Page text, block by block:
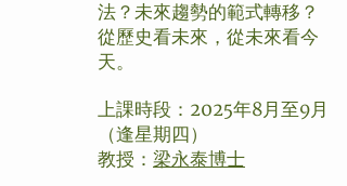
法？未來趨勢的範式轉移？
從歷史看未來，從未來看今
天。
上課時段：2025年8月至9月
（逢星期四）
教授： 梁永泰博士